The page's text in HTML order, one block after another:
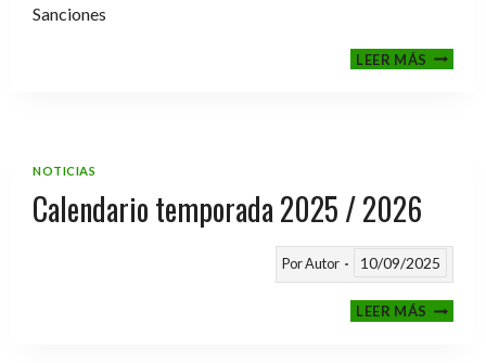
Sanciones
LEER MÁSFASE
NOTICIAS
Calendario temporada 2025 / 2026
PorAutor 10/09/2025
LEER MÁS